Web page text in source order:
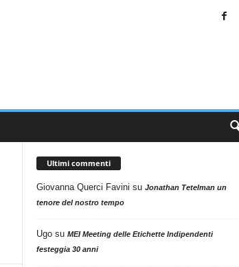
Ultimi commenti
Giovanna Querci Favini su Jonathan Tetelman un
tenore del nostro tempo
Ugosu MEI Meeting delle Etichette Indipendenti
festeggia 30 anni